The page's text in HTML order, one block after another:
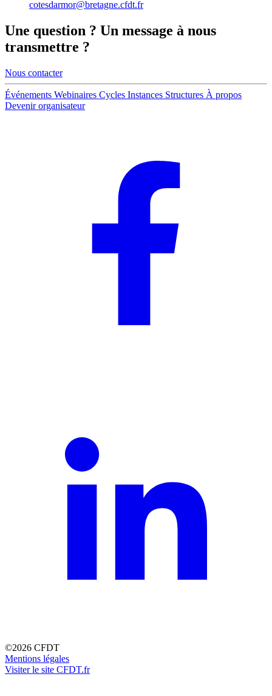
cotesdarmor@bretagne.cfdt.fr
Une question ? Un message à nous
transmettre ?
Nous contacter
Événements Webinaires Cycles Instances Structures À propos
Devenir organisateur
©2026 CFDT
Mentions légales
Visiter le site CFDT.fr